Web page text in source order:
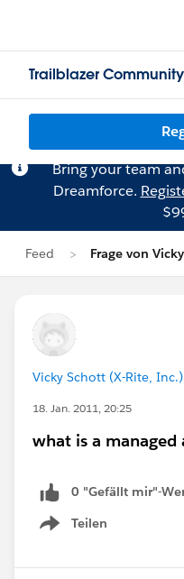
Trailblazer Community
Bring your team
Dreamforce.
Feed Frage von
Vicky Schott (X-Rite, Inc.)
18. Jan. 2011, 20:25
what is a managed
0 "Gefällt mir"-
Teilen
Show menu